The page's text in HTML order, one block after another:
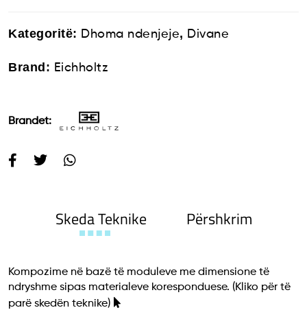
Kategoritë: Dhoma ndenjeje, Divane
Brand: Eichholtz
Brandet:
Skeda Teknike Përshkrim
Kompozime në bazë të moduleve me dimensione të
ndryshme sipas materialeve koresponduese. (Kliko për të
parë skedën teknike)